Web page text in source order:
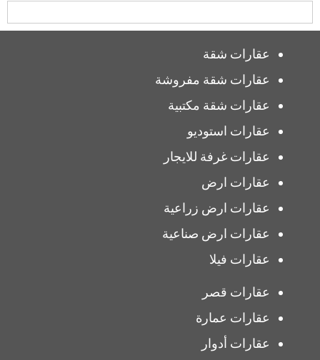
عقارات شقة
عقارات شقة مفروشة
عقارات شقة مكتبية
عقارات استوديو
عقارات غرفة للايجار
عقارات ارض
عقارات ارض زراعية
عقارات ارض صناعية
عقارات فيلا
عقارات قصر
عقارات عمارة
عقارات أدوار